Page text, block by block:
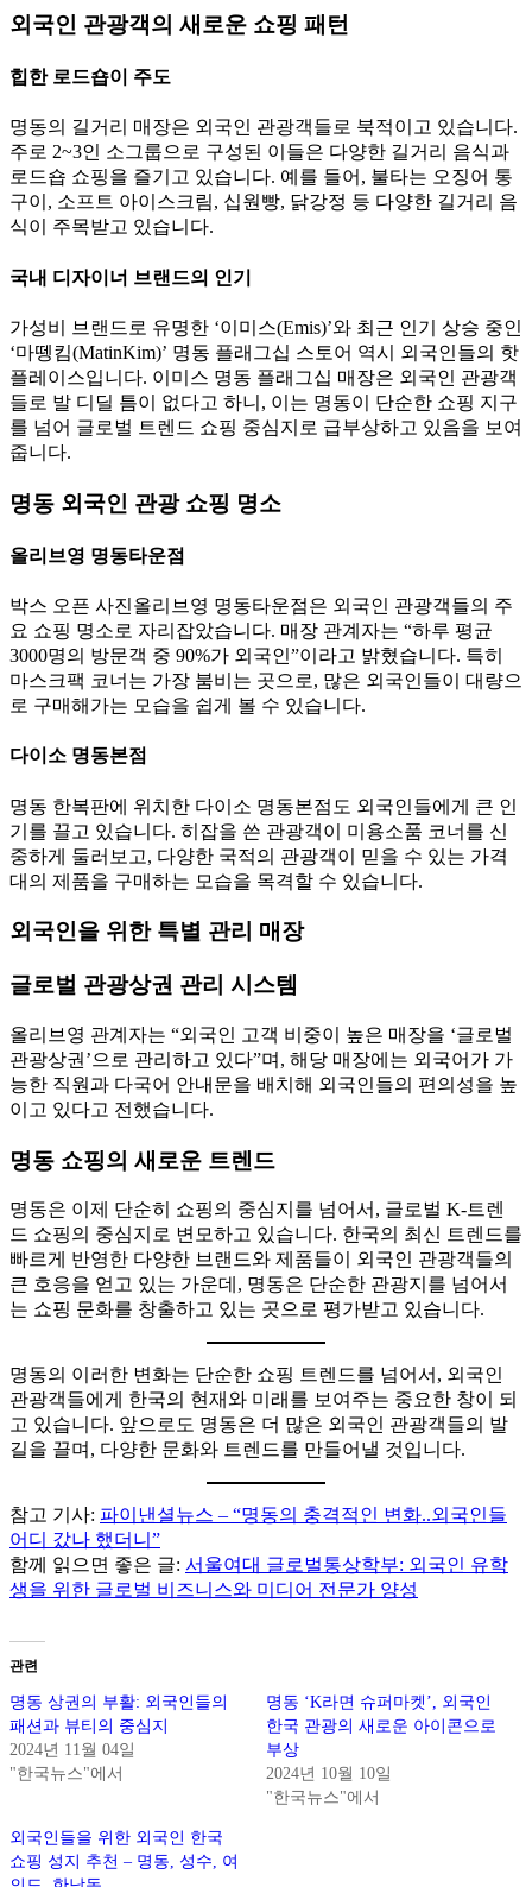
외국인 관광객의 새로운 쇼핑 패턴
힙한 로드숍이 주도
명동의 길거리 매장은 외국인 관광객들로 북적이고 있습니다.
주로 2~3인 소그룹으로 구성된 이들은 다양한 길거리 음식과
로드숍 쇼핑을 즐기고 있습니다. 예를 들어, 불타는 오징어 통
구이, 소프트 아이스크림, 십원빵, 닭강정 등 다양한 길거리 음
식이 주목받고 있습니다.
국내 디자이너 브랜드의 인기
가성비 브랜드로 유명한 ‘이미스(Emis)’와 최근 인기 상승 중인
‘마뗑킴(MatinKim)’ 명동 플래그십 스토어 역시 외국인들의 핫
플레이스입니다. 이미스 명동 플래그십 매장은 외국인 관광객
들로 발 디딜 틈이 없다고 하니, 이는 명동이 단순한 쇼핑 지구
를 넘어 글로벌 트렌드 쇼핑 중심지로 급부상하고 있음을 보여
줍니다.
명동 외국인 관광 쇼핑 명소
올리브영 명동타운점
박스 오픈 사진올리브영 명동타운점은 외국인 관광객들의 주
요 쇼핑 명소로 자리잡았습니다. 매장 관계자는 “하루 평균
3000명의 방문객 중 90%가 외국인”이라고 밝혔습니다. 특히
마스크팩 코너는 가장 붐비는 곳으로, 많은 외국인들이 대량으
로 구매해가는 모습을 쉽게 볼 수 있습니다.
다이소 명동본점
명동 한복판에 위치한 다이소 명동본점도 외국인들에게 큰 인
기를 끌고 있습니다. 히잡을 쓴 관광객이 미용소품 코너를 신
중하게 둘러보고, 다양한 국적의 관광객이 믿을 수 있는 가격
대의 제품을 구매하는 모습을 목격할 수 있습니다.
외국인을 위한 특별 관리 매장
글로벌 관광상권 관리 시스템
올리브영 관계자는 “외국인 고객 비중이 높은 매장을 ‘글로벌
관광상권’으로 관리하고 있다”며, 해당 매장에는 외국어가 가
능한 직원과 다국어 안내문을 배치해 외국인들의 편의성을 높
이고 있다고 전했습니다.
명동 쇼핑의 새로운 트렌드
명동은 이제 단순히 쇼핑의 중심지를 넘어서, 글로벌 K-트렌
드 쇼핑의 중심지로 변모하고 있습니다. 한국의 최신 트렌드를
빠르게 반영한 다양한 브랜드와 제품들이 외국인 관광객들의
큰 호응을 얻고 있는 가운데, 명동은 단순한 관광지를 넘어서
는 쇼핑 문화를 창출하고 있는 곳으로 평가받고 있습니다.
명동의 이러한 변화는 단순한 쇼핑 트렌드를 넘어서, 외국인
관광객들에게 한국의 현재와 미래를 보여주는 중요한 창이 되
고 있습니다. 앞으로도 명동은 더 많은 외국인 관광객들의 발
길을 끌며, 다양한 문화와 트렌드를 만들어낼 것입니다.
참고 기사: 파이낸셜뉴스 – “명동의 충격적인 변화..외국인들
어디 갔나 했더니”
함께 읽으면 좋은 글: 서울여대 글로벌통상학부: 외국인 유학
생을 위한 글로벌 비즈니스와 미디어 전문가 양성
관련
명동 상권의 부활: 외국인들의
패션과 뷰티의 중심지
2024년 11월 04일
"한국뉴스"에서
명동 ‘K라면 슈퍼마켓’, 외국인
한국 관광의 새로운 아이콘으로
부상
2024년 10월 10일
"한국뉴스"에서
외국인들을 위한 외국인 한국
쇼핑 성지 추천 – 명동, 성수, 여